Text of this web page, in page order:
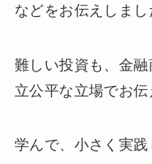
などをお伝えしまし
難しい投資も、金
立公平な立場でお伝
学んで、小さく実